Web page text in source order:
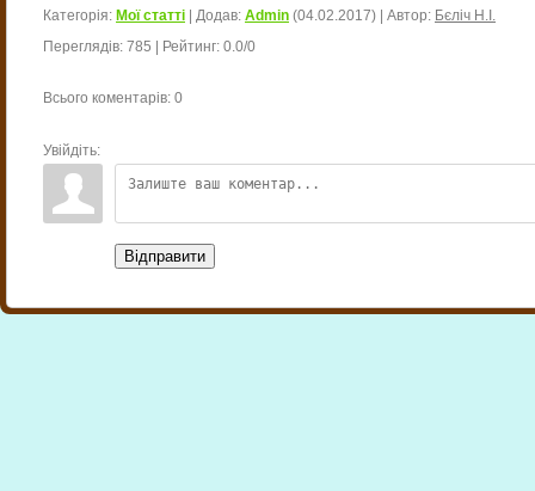
Категорія: Мої статті Додав: Admin (04.02.2017) Автор: Бєліч Н.І.
Переглядів: 785 Рейтинг: 0.0/0
Всього коментарів: 0
Увійдіть:
Відправити